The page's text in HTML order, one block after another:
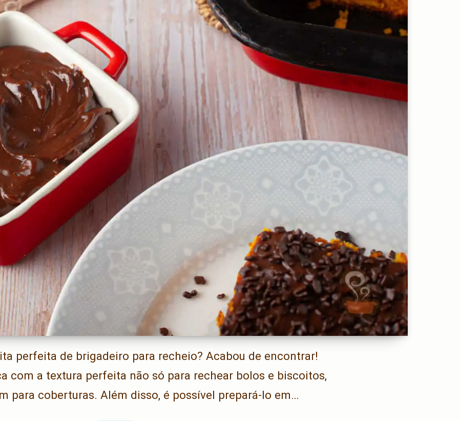
perfeita de brigadeiro para recheio? Acabou de encontrar!
com a textura perfeita não só para rechear bolos e biscoitos,
para coberturas. Além disso, é possível prepará-lo em…